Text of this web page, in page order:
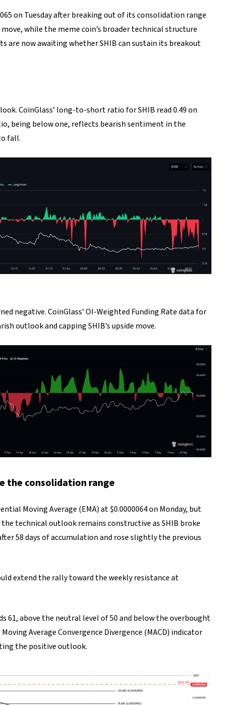
on Tuesday after breaking out of its consolidation range
while the meme coin’s broader technical structure
are now awaiting whether SHIB can sustain its breakout
CoinGlass’ long-to-short ratio for SHIB read 0.49 on
being below one, reflects bearish sentiment in the
fall.
negative. CoinGlass’ OI-Weighted Funding Rate data for
outlook and capping SHIB’s upside move.
the consolidation range
Moving Average (EMA) at $0.0000064 on Monday, but
the technical outlook remains constructive as SHIB broke
58 days of accumulation and rose slightly the previous
extend the rally toward the weekly resistance at
61, above the neutral level of 50 and below the overbought
Average Convergence Divergence (MACD) indicator
the positive outlook.